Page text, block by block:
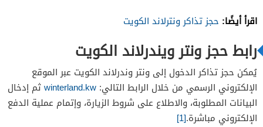
اقرأ أيضًا: حجز تذاكر ونترلاند الكويت
رابط حجز ونتر ويندرلاند الكويت
يُمكن حجز تذاكر الدخول إلى ونتر وندرلاند الكويت عبر الموقع
الإلكتروني الرسمي من خلال الرابط التالي: winterland.kwثم إدخال
البيانات المطلوبة، والاطلاع على شروط الزيارة، وإتمام عملية الدفع
الإلكتروني مباشرة.[1]